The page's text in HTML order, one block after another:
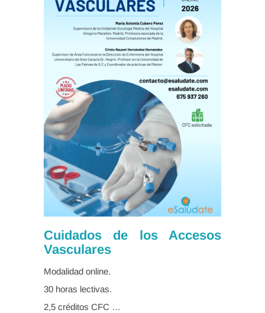
Cuidados de los Accesos
Vasculares
Modalidad online.
30 horas lectivas.
2,5 créditos CFC …